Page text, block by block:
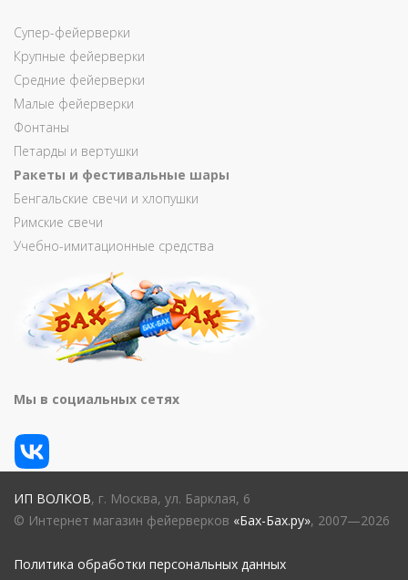
Супер-фейерверки
Крупные фейерверки
Средние фейерверки
Малые фейерверки
Фонтаны
Петарды и вертушки
Ракеты и фестивальные шары
Бенгальские свечи и хлопушки
Римские свечи
Учебно-имитационные средства
Мы в социальных сетях
ИП ВОЛКОВ, г. Москва, ул. Барклая, 6
© Интернет магазин фейерверков «Бах-Бах.ру», 2007—2026
Политика обработки персональных данных